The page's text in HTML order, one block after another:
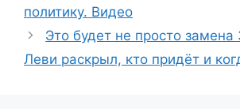
политику. Видео
Это будет не просто замена
Леви раскрыл, кто придёт и